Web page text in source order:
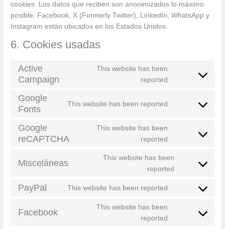
cookies. Los datos que reciben son anonimizados lo máximo
posible. Facebook, X (Formerly Twitter), LinkedIn, WhatsApp y
Instagram están ubicados en los Estados Unidos.
6. Cookies usadas
Active
Campaign
This website has been
reported
Consent
Google
Fonts
This website has been reported
Consent
Google
reCAPTCHA
This website has been
reported
Consent
Misceláneas
This website has been
reported
Consent
service
PayPal This website has been reported
Consent
Facebook
This website has been
reported
Consent